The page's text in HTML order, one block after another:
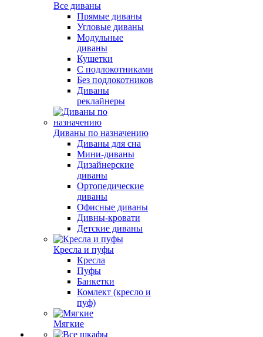
Все диваны
Прямые диваны
Угловые диваны
Модульные
диваны
Кушетки
С подлокотниками
Без подлокотников
Диваны
реклайнеры
Диваны по назначению
Диваны для сна
Мини-диваны
Дизайнерские
диваны
Ортопедические
диваны
Офисные диваны
Дивны-кровати
Детские диваны
Кресла и пуфы
Кресла
Пуфы
Банкетки
Комлект (кресло и
пуф)
Мягкие